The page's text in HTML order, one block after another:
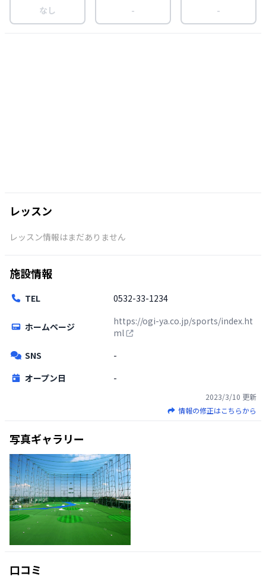
なし - -
レッスン
レッスン情報はまだありません
施設情報
TEL 0532-33-1234
ホームページ
https://ogi-ya.co.jp/sports/index.ht
ml
SNS
-
オープン日
-
2023/3/10 更新
情報の修正はこちらから
写真ギャラリー
口コミ